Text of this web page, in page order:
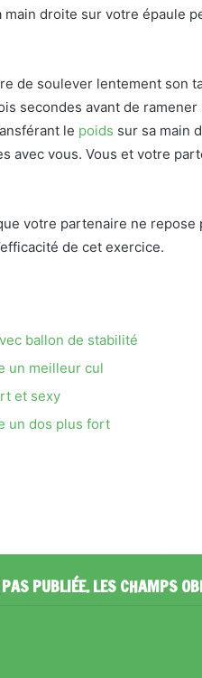
droite sur votre épaule
de soulever lentement son
secondes avant de
le poids sur sa main
avec vous. Vous et votre
votre partenaire ne repose
de cet exercice.
ballon de stabilité
un meilleur cul
et sexy
un dos plus fort
PUBLIÉE.LES CHAMPS